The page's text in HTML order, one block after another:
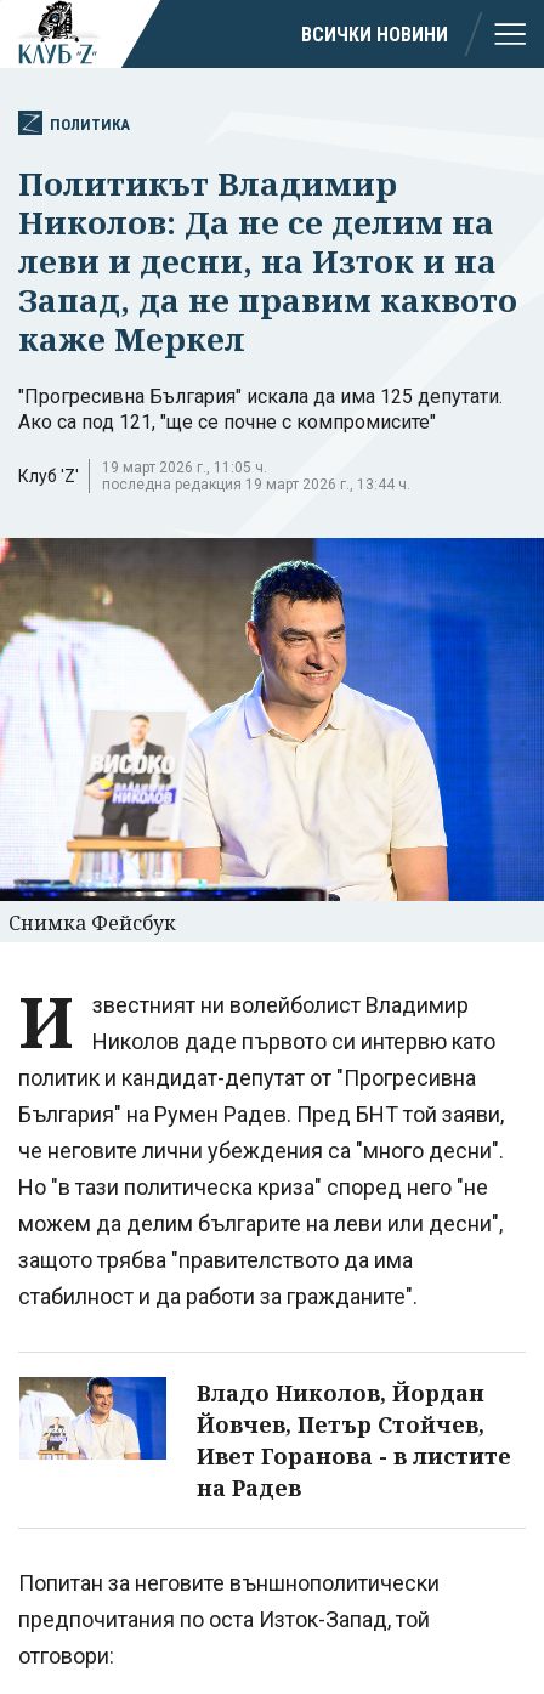
ВСИЧКИ НОВИНИ
ПОЛИТИКА
Политикът Владимир
Николов: Да не се делим на
леви и десни, на Изток и на
Запад, да не правим каквото
каже Меркел
"Прогресивна България" искала да има 125 депутати.
Ако са под 121, "ще се почне с компромисите"
Клуб 'Z'
19 март 2026 г., 11:05 ч.
последна редакция 19 март 2026 г., 13:44 ч.
Снимка Фейсбук
И
звестният ни волейболист Владимир
Николов даде първото си интервю като
политик и кандидат-депутат от "Прогресивна
България" на Румен Радев. Пред БНТ той заяви,
че неговите лични убеждения са "много десни".
Но "в тази политическа криза" според него "не
можем да делим българите на леви или десни",
защото трябва "правителството да има
стабилност и да работи за гражданите".
Владо Николов, Йордан
Йовчев, Петър Стойчев,
Ивет Горанова - в листите
на Радев
Попитан за неговите външнополитически
предпочитания по оста Изток-Запад, той
отговори: